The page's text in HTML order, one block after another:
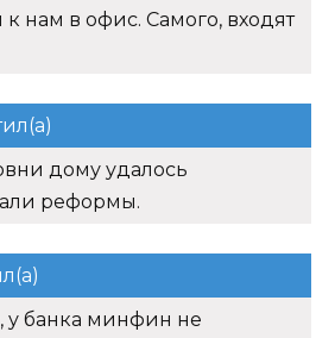
нам в офис. Самого, входят
дому удалось
реформы.
у банка минфин не